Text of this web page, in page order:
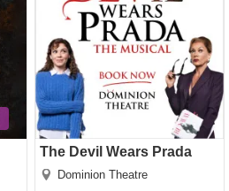
The Devil Wears Prada
Dominion Theatre